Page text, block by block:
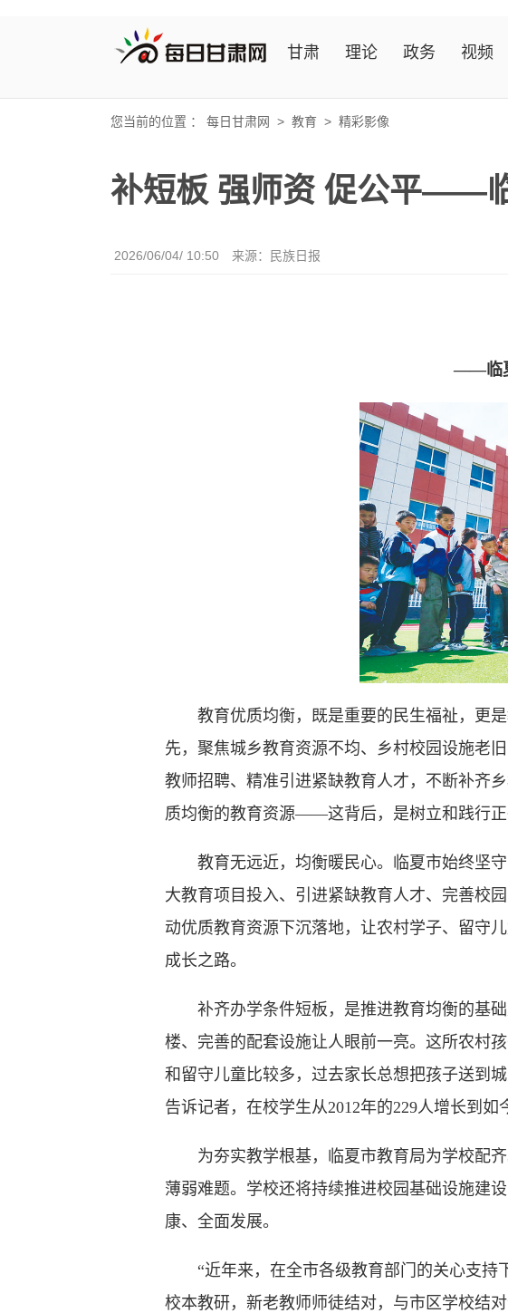
甘肃 理论 政务 视频
您当前的位置 ： 每日甘肃网 > 教育 > 精彩影像
补短板 强师资 促公平——
2026/06/04/ 10:50 来源：民族日报
——临
教育优质均衡，既是重要的民生福祉，更是
先，聚焦城乡教育资源不均、乡村校园设施老
教师招聘、精准引进紧缺教育人才，不断补齐
质均衡的教育资源——这背后，是树立和践行正
教育无远近，均衡暖民心。临夏市始终坚守
大教育项目投入、引进紧缺教育人才、完善校
动优质教育资源下沉落地，让农村学子、留守
成长之路。
补齐办学条件短板，是推进教育均衡的基础
楼、完善的配套设施让人眼前一亮。这所农村
和留守儿童比较多，过去家长总想把孩子送到
告诉记者，在校学生从2012年的229人增长到如
为夯实教学根基，临夏市教育局为学校配齐
薄弱难题。学校还将持续推进校园基础设施建
康、全面发展。
“近年来，在全市各级教育部门的关心支持
校本教研，新老教师师徒结对，与市区学校结